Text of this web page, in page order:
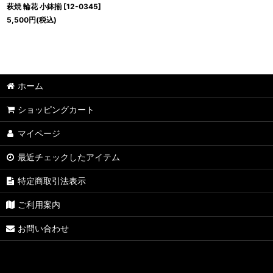
萩焼 輪花 小鉢揃 [12-0345]
5,500円(税込)
ホーム
ショッピングカート
マイページ
最近チェックしたアイテム
特定商取引法表示
ご利用案内
お問い合わせ